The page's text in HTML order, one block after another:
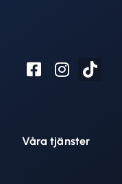
Våra tjänster